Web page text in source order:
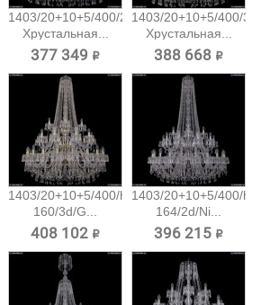
1403/20+10+5/400/2d/Ni
Хрустальная...
377 349 ₽
1403/20+10+5/400/3d/G
Хрустальная...
388 668 ₽
1403/20+10+5/400/h-
160/3d/G...
408 102 ₽
1403/20+10+5/400/h-
164/2d/Ni...
396 215 ₽